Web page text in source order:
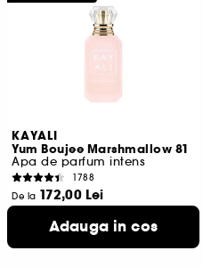
KAYALI
Yum Boujee Marshmallow 81
Apa de parfum intens
1788
De la 172,00 Lei
1.720,00 Lei
3 variante disponibile
Adauga in cos